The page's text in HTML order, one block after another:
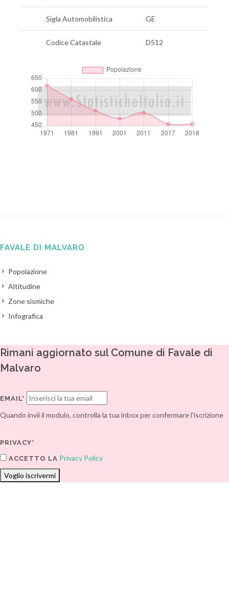
Sigla Automobilistica GE
Codice Catastale D512
FAVALE DI MALVARO
Popolazione
Altitudine
Zone sismiche
Infografica
Rimani aggiornato sul Comune di Favale di
Malvaro
EMAIL*
Quando invii il modulo, controlla la tua inbox per confermare l'iscrizione
PRIVACY*
ACCETTO LA Privacy Policy
Voglio iscrivermi